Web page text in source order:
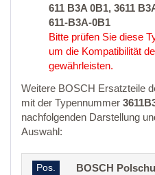
611 B3A 0B1, 3611
611-B3A-0B1
Bitte prüfen Sie diese
um die Kompatibilität
gewährleisten.
Weitere BOSCH Ersatzteile
mit der Typennummer
nachfolgenden Darstellung
Auswahl:
Pos.
BOSCH